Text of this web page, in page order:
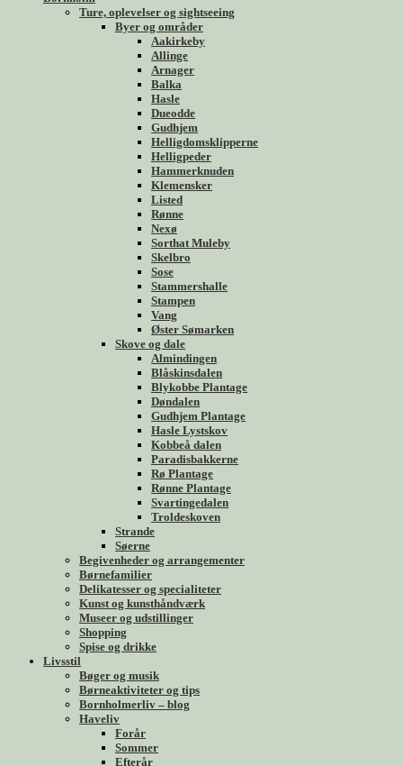
Ture, oplevelser og sightseeing
Byer og områder
Aakirkeby
Allinge
Arnager
Balka
Hasle
Dueodde
Gudhjem
Helligdomsklipperne
Helligpeder
Hammerknuden
Klemensker
Listed
Rønne
Nexø
Sorthat Muleby
Skelbro
Sose
Stammershalle
Stampen
Vang
Øster Sømarken
Skove og dale
Almindingen
Blåskinsdalen
Blykobbe Plantage
Døndalen
Gudhjem Plantage
Hasle Lystskov
Kobbeå dalen
Paradisbakkerne
Rø Plantage
Rønne Plantage
Svartingedalen
Troldeskoven
Strande
Søerne
Begivenheder og arrangementer
Børnefamilier
Delikatesser og specialiteter
Kunst og kunsthåndværk
Museer og udstillinger
Shopping
Spise og drikke
Livsstil
Bøger og musik
Børneaktiviteter og tips
Bornholmerliv – blog
Haveliv
Forår
Sommer
Efterår